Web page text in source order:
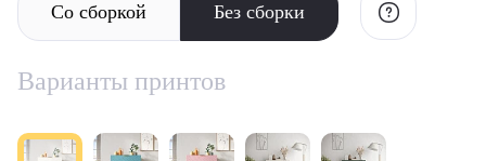
Со сборкой Без сборки
Варианты принтов